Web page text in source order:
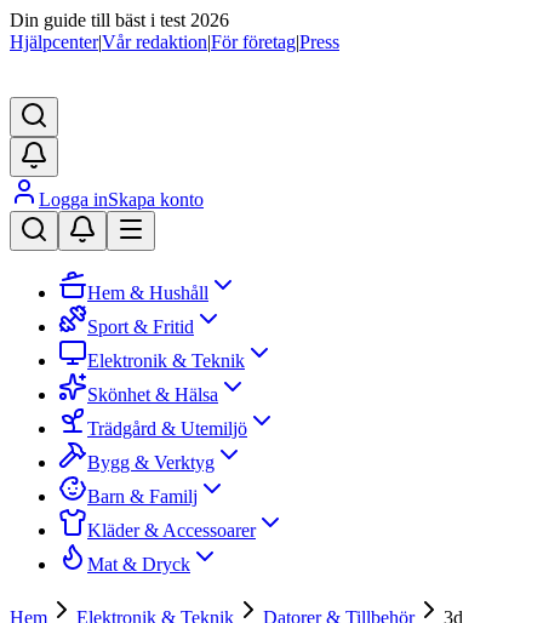
Din guide till bäst i test 2026
Hjälpcenter|Vår redaktion|För företag|Press
Logga inSkapa konto
Hem & Hushåll
Sport & Fritid
Elektronik & Teknik
Skönhet & Hälsa
Trädgård & Utemiljö
Bygg & Verktyg
Barn & Familj
Kläder & Accessoarer
Mat & Dryck
Hem Elektronik & Teknik Datorer & Tillbehör
3d